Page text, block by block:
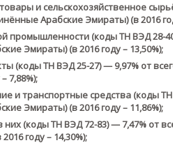
и сельскохозяйственное
Арабские Эмираты) (в 2016
промышленности (коды ТН ВЭД 28-
Эмираты) (в 2016 году – 13,50%);
(коды ТН ВЭД 25-27) — 9,97% от
7,88%);
и транспортные средства (коды
Эмираты) (в 2016 году – 11,86%);
них (коды ТН ВЭД 72-83) — 7,47% от
году – 14,30%);